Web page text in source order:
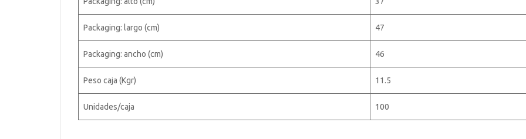
Packaging: largo (cm) 47
Packaging: ancho (cm) 46
Peso caja (Kgr) 11.5
Unidades/caja 100